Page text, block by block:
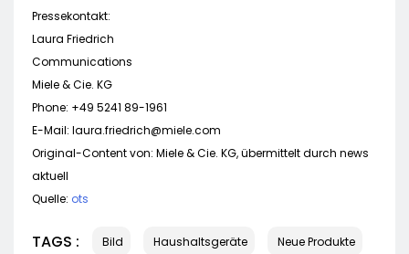
Pressekontakt:
Laura Friedrich
Communications
Miele & Cie. KG
Phone: +49 5241 89-1961
E-Mail: laura.friedrich@miele.com
Original-Content von: Miele & Cie. KG, übermittelt durch news
aktuell
Quelle: ots
TAGS : Bild Haushaltsgeräte Neue Produkte